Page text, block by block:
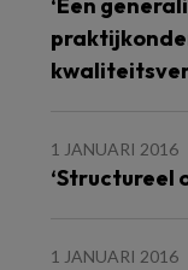
1 JANUARI 2016
‘Structureel
1 JANUARI 2016